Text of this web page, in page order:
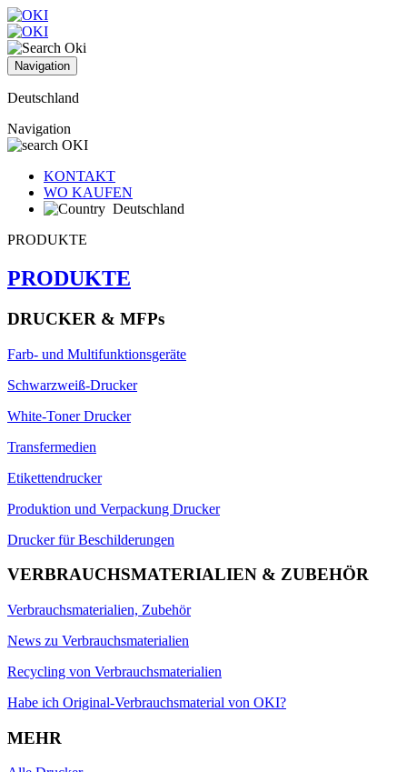
Navigation
Deutschland
Navigation
KONTAKT
WO KAUFEN
Deutschland
PRODUKTE
PRODUKTE
DRUCKER & MFPs
Farb- und Multifunktionsgeräte
Schwarzweiß-Drucker
White-Toner Drucker
Transfermedien
Etikettendrucker
Produktion und Verpackung Drucker
Drucker für Beschilderungen
VERBRAUCHSMATERIALIEN & ZUBEHÖR
Verbrauchsmaterialien, Zubehör
News zu Verbrauchsmaterialien
Recycling von Verbrauchsmaterialien
Habe ich Original-Verbrauchsmaterial von OKI?
MEHR